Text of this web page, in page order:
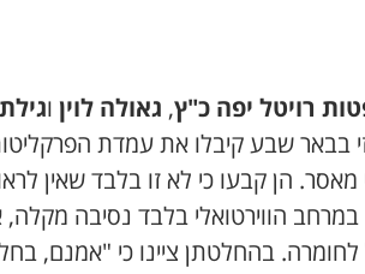
רויטל יפה כ"ץ, גאולה לוין ו
מאסר. הן קבעו כי לא זו בלבד שאין
במרחב הווירטואלי בלבד נסיבה
לחומרה. בהחלטתן ציינו כי "אמנם,